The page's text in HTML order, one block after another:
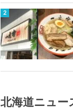
北海道ニュー